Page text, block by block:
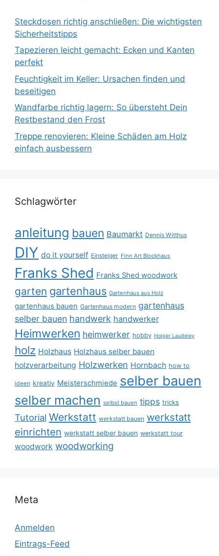
Steckdosen richtig anschließen: Die wichtigsten
Sicherheitstipps
Tapezieren leicht gemacht: Ecken und Kanten
perfekt
Feuchtigkeit im Keller: Ursachen finden und
beseitigen
Wandfarbe richtig lagern: So übersteht Dein
Restbestand den Frost
Treppe renovieren: Kleine Schäden am Holz
einfach ausbessern
Schlagwörter
anleitung bauen Baumarkt Dennis Witthus
DIY do it yourself Einsteiger Finn Art Blockhaus
Franks Shed Franks Shed woodwork
garten gartenhaus Gartenhaus aus Holz
gartenhaus bauen Gartenhaus modern gartenhaus
selber bauen handwerk handwerker
Heimwerken heimwerker hobby Holger Laudeley
holz Holzhaus Holzhaus selber bauen
holzverarbeitung Holzwerken Hornbach how to
ideen kreativ Meisterschmiede selber bauen
selber machen selbst bauen tipps tricks
Tutorial Werkstatt werkstatt bauen werkstatt
einrichten werkstatt selber bauen werkstatt tour
woodwork woodworking
Meta
Anmelden
Eintrags-Feed